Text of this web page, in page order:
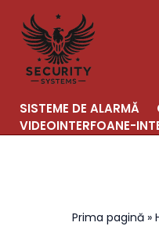
content
SISTEME DE ALARMĂ
VIDEOINTERFOANE-
Prima pagină »